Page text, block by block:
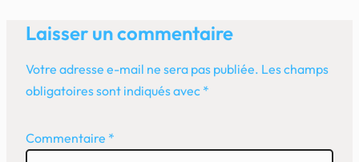
Laisser un commentaire
Votre adresse e-mail ne sera pas publiée. Les champs
obligatoires sont indiqués avec *
Commentaire *